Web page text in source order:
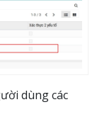
dùng các